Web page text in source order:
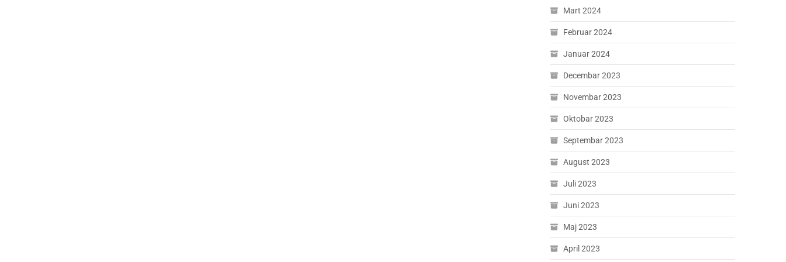
Mart 2024
Februar 2024
Januar 2024
Decembar 2023
Novembar 2023
Oktobar 2023
Septembar 2023
August 2023
Juli 2023
Juni 2023
Maj 2023
April 2023